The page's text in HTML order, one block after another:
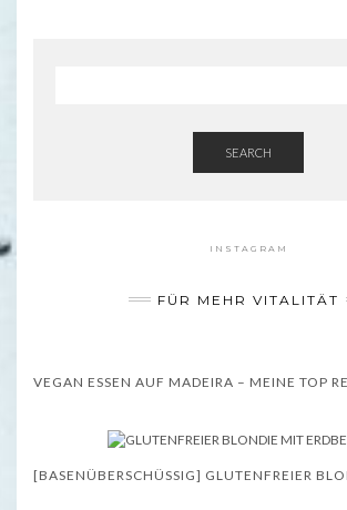
SEARCH
INSTAGRAM
FÜR MEHR VITALITÄT